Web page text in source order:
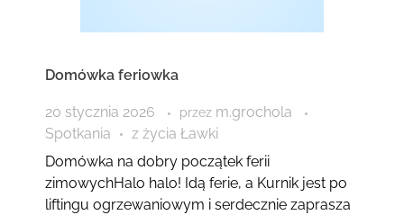
Domówka feriowka
20 stycznia 2026 przez m.grochola
Spotkania
z życia Ławki
Domówka na dobry początek ferii
zimowychHalo halo! Idą ferie, a Kurnik jest po
liftingu ogrzewaniowym i serdecznie zaprasza